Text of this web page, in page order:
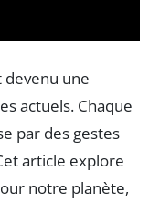
une
actuels. Chaque
par des gestes
article explore
notre planète,